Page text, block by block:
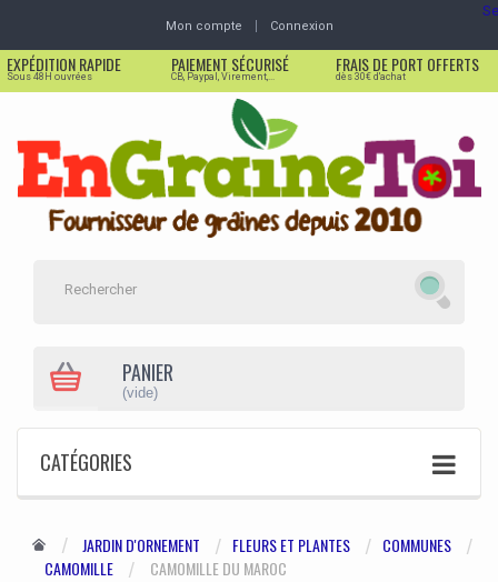
Mon compte Connexion
EXPÉDITION RAPIDE
Sous 48H ouvrées
PAIEMENT SÉCURISÉ
CB, Paypal, Virement,...
FRAIS DE PORT OFFERTS
dès 30€ d'achat
PANIER
(vide)
CATÉGORIES
JARDIN D'ORNEMENT FLEURS ET PLANTES
COMMUNES
CAMOMILLE
CAMOMILLE DU MAROC